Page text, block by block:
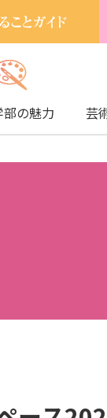
の魅力 芸